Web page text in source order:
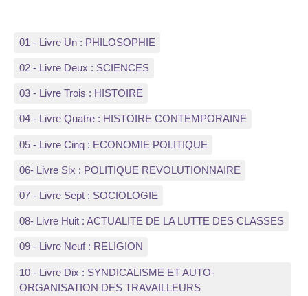
01 - Livre Un : PHILOSOPHIE
02 - Livre Deux : SCIENCES
03 - Livre Trois : HISTOIRE
04 - Livre Quatre : HISTOIRE CONTEMPORAINE
05 - Livre Cinq : ECONOMIE POLITIQUE
06- Livre Six : POLITIQUE REVOLUTIONNAIRE
07 - Livre Sept : SOCIOLOGIE
08- Livre Huit : ACTUALITE DE LA LUTTE DES CLASSES
09 - Livre Neuf : RELIGION
10 - Livre Dix : SYNDICALISME ET AUTO-
ORGANISATION DES TRAVAILLEURS